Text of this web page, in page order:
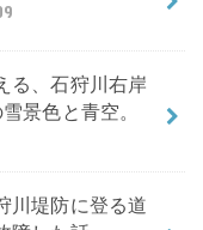
る、石狩川右岸
景色と青空。
川堤防に登る道